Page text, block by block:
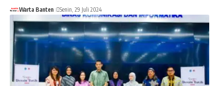
Warta Banten Senin, 29 Juli 2024